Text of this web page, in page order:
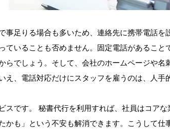
事足りる場合も多いため、連絡先に携帯電話
ていることも否めません。固定電話があるこ
らでしょう。そして、会社のホームページや
、電話対応だけにスタッフを雇うのは、人手
スです。 秘書代行を利用すれば、社員はコア
かも」という不安も解消できます。こうして仕